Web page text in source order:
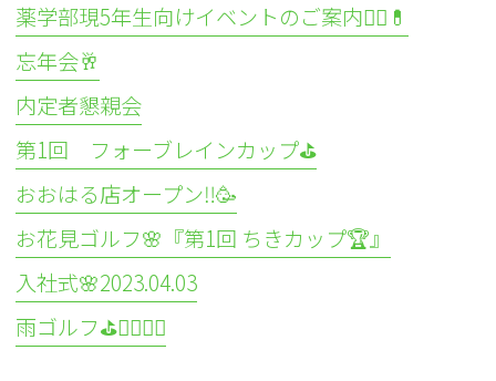
薬学部現5年生向けイベントのご案内👩‍⚕️💊
忘年会🥂
内定者懇親会
第1回 フォーブレインカップ⛳
おおはる店オープン‼️🥳
お花見ゴルフ🌸『第1回 ちきカップ🏆』
入社式🌸2023.04.03
雨ゴルフ⛳🏌️‍♀️🏌️‍♂️